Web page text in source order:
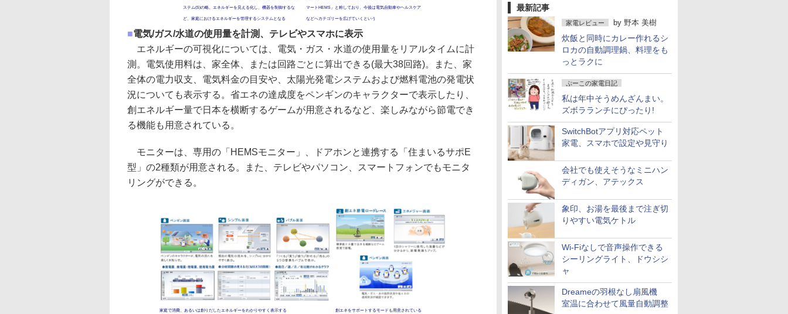
最新記事
家電レビュー by 野本 美樹
炊飯と同時にカレー作れるシ
ロカの自動調理鍋、料理をも
っとラクに
ぷーこの家電日記
私は年中そうめんざんまい。
ズボラランチにぴったり!
SwitchBotアプリ対応ペット
家電、スマホで設定や見守り
会社でも使えそうなミニハン
ディガン、アテックス
象印、お湯を最後まで注ぎ切
りやすい電気ケトル
Wi-Fiなしで音声操作できる
シーリングライト、ドウシシ
ャ
Dreameの羽根なし扇風機
室温に合わせて風量自動調整
ステム(S)の略。エネルギーを見える化し、機器を制御するな
ど、家庭におけるエネルギーを管理するシステムとなる
マートHEMS」と称しており、今後は電気自動車やヘルスケア
などへカテゴリーを広げていくという
■電気/ガス/水道の使用量を計測、テレビやスマホに表示
エネルギーの可視化については、電気・ガス・水道の使用量をリアルタイムに計
測。電気使用料は、家全体、または回路ごとに算出できる(最大38回路)。また、家
全体の電力収支、電気料金の目安や、太陽光発電システムおよび燃料電池の発電状
況についても表示する。省エネの達成度をペンギンのキャラクターで表示したり、
創エネルギー量で日本を横断するゲームが用意されるなど、楽しみながら節電でき
る機能も用意されている。
モニターは、専用の「HEMSモニター」、ドアホンと連携する「住まいるサポE
型」の2種類が用意される。また、テレビやパソコン、スマートフォンでもモニタ
リングができる。
家庭で消費、あるいは創りだしたエネルギーをわかりやすく表示する 創エネをサポートするモードも用意されている